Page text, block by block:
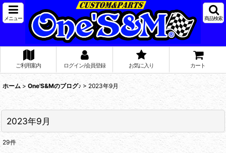
メニュー 商品検索
ご利用案内 ログイン/会員登録 お気に入り カート
ホーム > One'S&Mのブログ♪ > 2023年9月
2023年9月
29件